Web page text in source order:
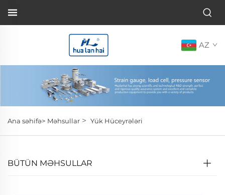
AZ
Ana səhifə> Məhsullar > Yük Hüceyrələri
BÜTÜN MƏHSULLAR